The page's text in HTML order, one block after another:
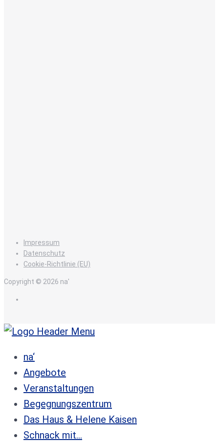
Impressum
Datenschutz
Cookie-Richtlinie (EU)
Copyright © 2026 na'
na‘
Angebote
Veranstaltungen
Begegnungszentrum
Das Haus & Helene Kaisen
Schnack mit…